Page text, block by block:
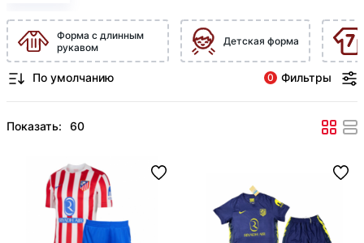
Форма с длинным
рукавом
Детская форма
0 Фильтры
Показать: